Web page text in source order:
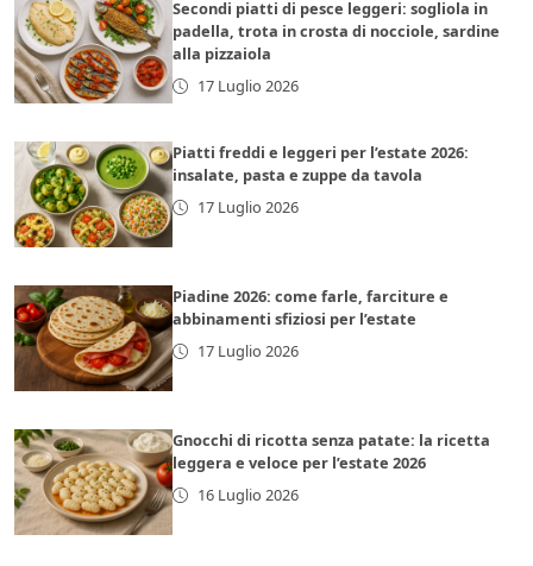
Secondi piatti di pesce leggeri: sogliola in
padella, trota in crosta di nocciole, sardine
alla pizzaiola
17 Luglio 2026
Piatti freddi e leggeri per l’estate 2026:
insalate, pasta e zuppe da tavola
17 Luglio 2026
Piadine 2026: come farle, farciture e
abbinamenti sfiziosi per l’estate
17 Luglio 2026
Gnocchi di ricotta senza patate: la ricetta
leggera e veloce per l’estate 2026
16 Luglio 2026